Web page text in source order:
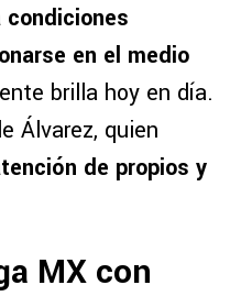
en el medio
brilla hoy en día.
Álvarez, quien
de propios y
MX con